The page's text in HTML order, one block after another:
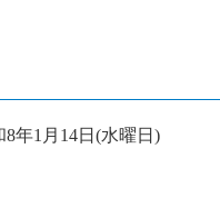
年1月14日(水曜日)